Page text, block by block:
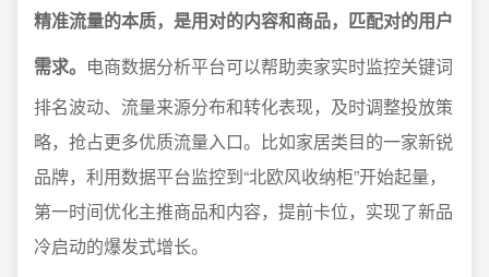
精准流量的本质，是用对的内容和商品，匹配对的用户
需求。 电商数据分析平台可以帮助卖家实时监控关键词
排名波动、流量来源分布和转化表现，及时调整投放策
略，抢占更多优质流量入口。比如家居类目的一家新锐
品牌，利用数据平台监控到“北欧风收纳柜”开始起量，
第一时间优化主推商品和内容，提前卡位，实现了新品
冷启动的爆发式增长。